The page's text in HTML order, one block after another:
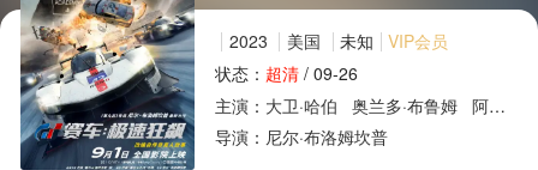
2023 美国 未知
VIP会员
状态： 超清/ 09-26
主演： 大卫·哈伯 奥兰多·布鲁姆
阿奇·马德基
导演： 尼尔·布洛姆坎普